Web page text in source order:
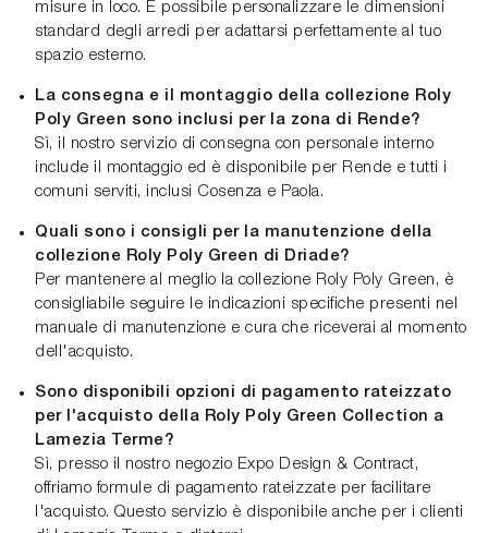
misure in loco. È possibile personalizzare le dimensioni
standard degli arredi per adattarsi perfettamente al tuo
spazio esterno.
La consegna e il montaggio della collezione Roly
Poly Green sono inclusi per la zona di Rende?
Sì, il nostro servizio di consegna con personale interno
include il montaggio ed è disponibile per Rende e tutti i
comuni serviti, inclusi Cosenza e Paola.
Quali sono i consigli per la manutenzione della
collezione Roly Poly Green di Driade?
Per mantenere al meglio la collezione Roly Poly Green, è
consigliabile seguire le indicazioni specifiche presenti nel
manuale di manutenzione e cura che riceverai al momento
dell'acquisto.
Sono disponibili opzioni di pagamento rateizzato
per l'acquisto della Roly Poly Green Collection a
Lamezia Terme?
Sì, presso il nostro negozio Expo Design & Contract,
offriamo formule di pagamento rateizzate per facilitare
l'acquisto. Questo servizio è disponibile anche per i clienti